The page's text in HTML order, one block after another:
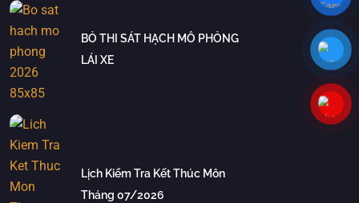
BỎ THI SÁT HẠCH MÔ PHỎNG
LÁI XE
Lịch Kiểm Tra Kết Thúc Môn
Tháng 07/2026